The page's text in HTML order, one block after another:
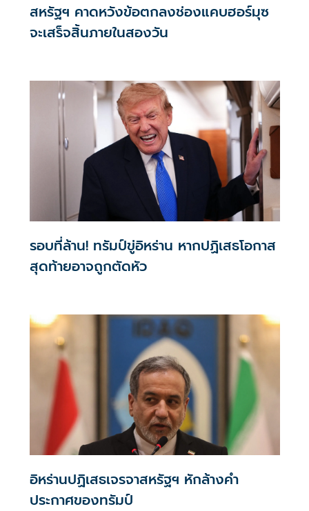
สหรัฐฯ คาดหวังข้อตกลงช่องแคบฮอร์มุซ
จะเสร็จสิ้นภายในสองวัน
รอบที่ล้าน! ทรัมป์ขู่อิหร่าน หากปฏิเสธโอกาส
สุดท้ายอาจถูกตัดหัว
อิหร่านปฏิเสธเจรจาสหรัฐฯ หักล้างคำ
ประกาศของทรัมป์